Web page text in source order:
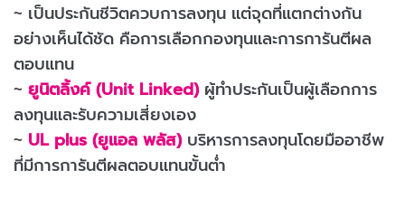
~ เป็นประกันชีวิตควบการลงทุน แต่จุดที่แตกต่างกัน
อย่างเห็นได้ชัด คือการเลือกกองทุนและการการันตีผล
ตอบแทน
~ ยูนิตลิ้งค์ (Unit Linked)ผู้ทำประกันเป็นผู้เลือกการ
ลงทุนและรับความเสี่ยงเอง
~ UL plus (ยูแอล พลัส)บริหารการลงทุนโดยมืออาชีพ
ที่มีการการันตีผลตอบแทนขั้นต่ำ